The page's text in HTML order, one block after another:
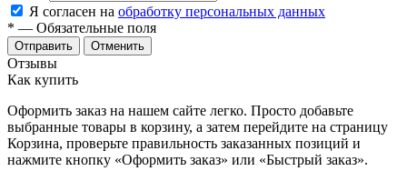
Я согласен на обработку персональных данных
* — Обязательные поля
Отменить
Отзывы
Как купить
Оформить заказ на нашем сайте легко. Просто добавьте
выбранные товары в корзину, а затем перейдите на страницу
Корзина, проверьте правильность заказанных позиций и
нажмите кнопку «Оформить заказ» или «Быстрый заказ».